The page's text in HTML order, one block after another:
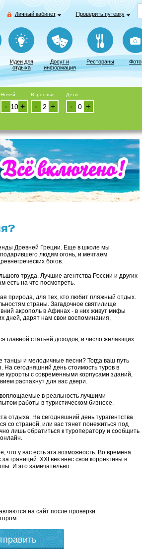
Личный кабинет Проверить путевку
Идеи для
отдыха
Досуг и
информация
Рестораны Фото
Ночей
+
-
Взрослые
+
-
Дети
+
-
Древней Греции. Еще в школе мы
людям огонь, и мечтаем
богов.
труда. Лучшие агентства России и других
есть на что посмотреть.
природа, для тех, кто любит пляжный отдых.
страны. Загадочное святилище
акрополь в Афинах - в них живут мифы
дней, дарят нам свои воспоминания,
главной статьей доходов, и число желающих
танцы и мелодичные песни? Тогда ваш путь
На сегодняшний день стоимость туров в
курорты с современными корпусами зданий,
распахнут для вас двери.
в реальность лучшими
работы в туристическом бизнесе.
отдыха. На сегодняшний день турагентства
со страной, или вас тянет понежиться под
лишь обратиться к туроператору и сообщить
что у вас есть эта возможность. Во времена
границей. XXI век внес свои коррективы в
И это замечательно.
на сайт после проверки